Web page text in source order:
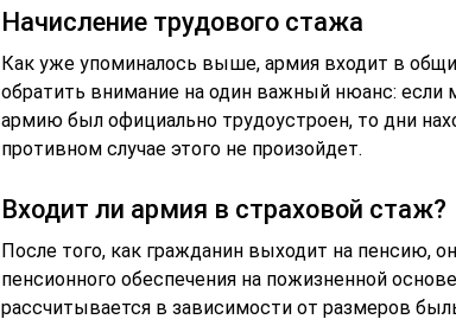
Начисление трудового стажа
Как уже упоминалось выше, армия входит в
обратить внимание на один важный нюанс: если
армию был официально трудоустроен, то дни
противном случае этого не произойдет.
Входит ли армия в страховой стаж?
После того, как гражданин выходит на пенсию,
пенсионного обеспечения на пожизненной
рассчитывается в зависимости от размеров